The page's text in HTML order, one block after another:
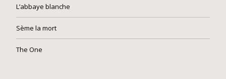
L’abbaye blanche
Sème la mort
The One